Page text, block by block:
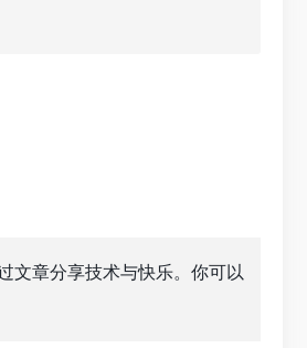
文章分享技术与快乐。你可以